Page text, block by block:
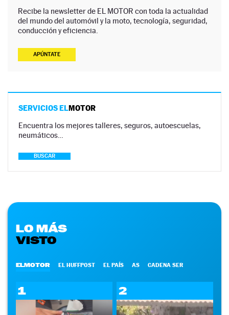
Recibe la newsletter de EL MOTOR con toda la actualidad
del mundo del automóvil y la moto, tecnología, seguridad,
conducción y eficiencia.
APÚNTATE
SERVICIOS ELMOTOR
Encuentra los mejores talleres, seguros, autoescuelas,
neumáticos…
BUSCAR
LO MÁS
VISTO
ELMOTOR EL HUFFPOST EL PAÍS AS CADENA SER
1 2